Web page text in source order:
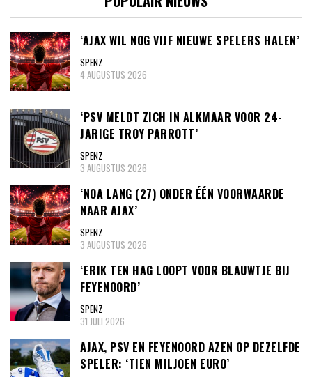
‘AJAX WIL NOG VIJF NIEUWE SPELERS HALEN’
SPENZ
4 AUGUSTUS 2026
‘PSV MELDT ZICH IN ALKMAAR VOOR 24-
JARIGE TROY PARROTT’
SPENZ
3 AUGUSTUS 2026
‘NOA LANG (27) ONDER ÉÉN VOORWAARDE
NAAR AJAX’
SPENZ
3 AUGUSTUS 2026
‘ERIK TEN HAG LOOPT VOOR BLAUWTJE BIJ
FEYENOORD’
SPENZ
31 JULI 2026
AJAX, PSV EN FEYENOORD AZEN OP DEZELFDE
SPELER: ‘TIEN MILJOEN EURO’